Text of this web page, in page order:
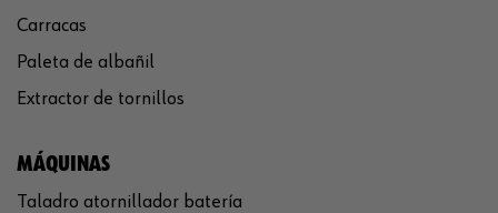
Carracas
Paleta de albañil
Extractor de tornillos
MÁQUINAS
Taladro atornillador batería